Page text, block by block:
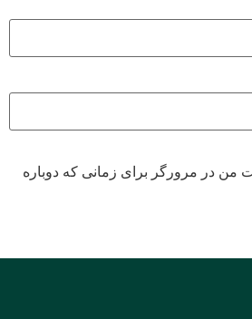
من در مرورگر برای زمانی که دوباره